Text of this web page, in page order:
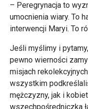
– Peregrynacja to
umocnienia wiary. To
interwencji Maryi. To
Jeśli myślimy i
pewno wierności
misjach
wszystkim
mężczyzny, jak i
wszechpośredniczka